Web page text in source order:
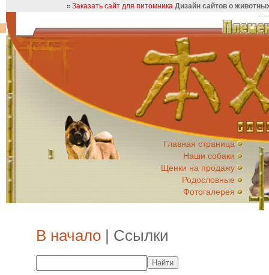
Заказать сайт для питомника Дизайн сайтов о
Главная страница
Наши собаки
Щенки на продажу
Родословные
Фотогалерея
В начало | Ссылки